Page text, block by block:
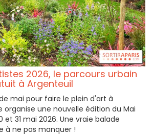
2026, le parcours urbain
à Argenteuil
mai pour faire le plein d'art à
organise une nouvelle édition du Mai
et 31 mai 2026. Une vraie balade
à ne pas manquer !